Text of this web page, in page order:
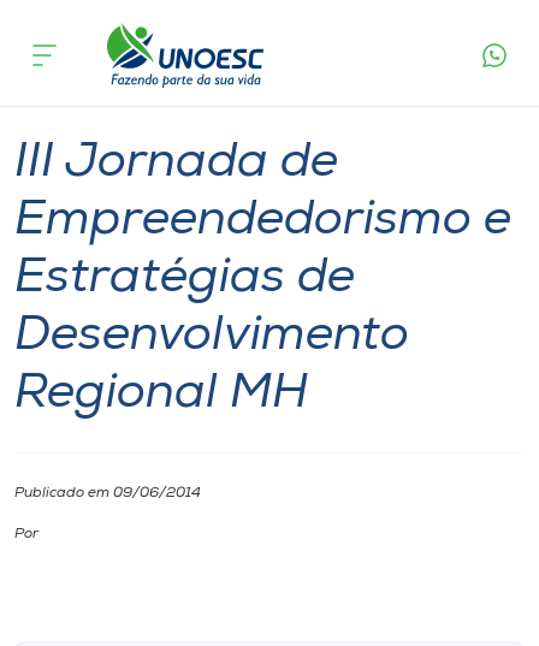
Cursos
Pesquisa
Atendimento ao Estudante
Portal de Ensino
Internacionalização
acontece
III Jornada de
Empreendedorismo e
Estratégias de
Desenvolvimento
Regional MH
Publicado em 09/06/2014
Por